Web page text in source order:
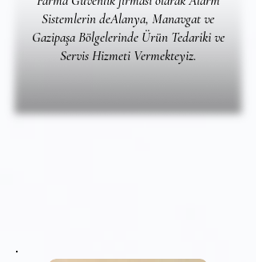
Sistemlerin deAlanya, Manavgat ve
Gazipaşa Bölgelerinde Ürün Tedariki ve
Servis Hizmeti Vermekteyiz.